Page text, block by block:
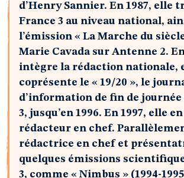
d’Henry Sannier. En 1987, elle
France 3 au niveau national,
l’émission « La Marche du
Marie Cavada sur Antenne 2.
intègre la rédaction nationale,
coprésente le « 19/20 », le
d’information de fin de journée
3, jusqu’en 1996. En 1997, elle
rédacteur en chef.
rédactrice en chef et
quelques émissions
3, comme « Nimbus » (1994-